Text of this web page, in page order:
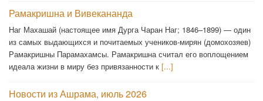
Рамакришна и Вивекананда
Наг Махашай (настоящее имя Дурга Чаран Наг; 1846–1899) — один
из самых выдающихся и почитаемых учеников-мирян (домохозяев)
Рамакришны Парамахамсы. Рамакришна считал его воплощением
идеала жизни в миру без привязанности к [...]
Новости из Ашрама, июль 2026